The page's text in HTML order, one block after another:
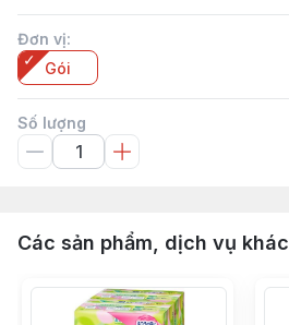
Đơn vị:
Gói
Số lượng
Các sản phẩm, dịch vụ khác